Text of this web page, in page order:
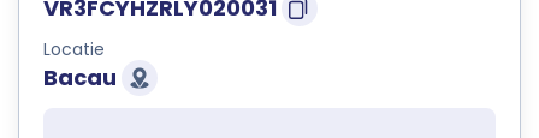
VR3FCYHZRLY020031
Locatie
Bacau